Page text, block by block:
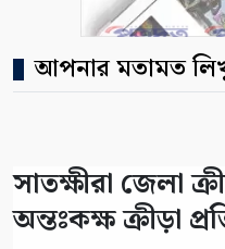
আপনার মতামত
সাতক্ষীরা জেলা
অন্তঃকক্ষ ক্রীড়া